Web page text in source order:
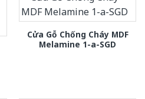
Cửa Gỗ Chống Cháy MDF
Melamine 1-a-SGD